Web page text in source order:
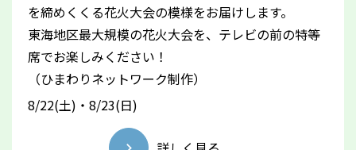
を締めくくる花火大会の模様をお届けします。
東海地区最大規模の花火大会を、テレビの前の特等
席でお楽しみください！
（ひまわりネットワーク制作）
8/22(土)・8/23(日)